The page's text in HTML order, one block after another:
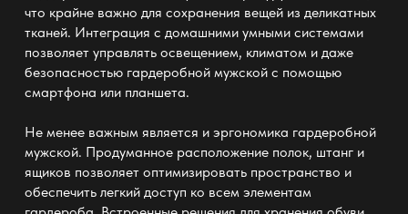
что крайне важно для сохранения вещей из деликатных
тканей. Интеграция с домашними умными системами
позволяет управлять освещением, климатом и даже
безопасностью гардеробной мужскойс помощью
смартфона или планшета.
Не менее важным является и эргономика гардеробной
мужской. Продуманное расположение полок, штанг и
ящиков позволяет оптимизировать пространство и
обеспечить легкий доступ ко всем элементам